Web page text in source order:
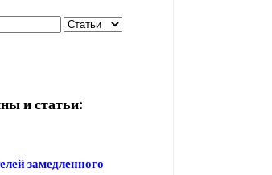
и статьи:
замедленного